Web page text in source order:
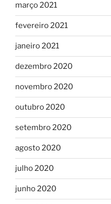
março 2021
fevereiro 2021
janeiro 2021
dezembro 2020
novembro 2020
outubro 2020
setembro 2020
agosto 2020
julho 2020
junho 2020